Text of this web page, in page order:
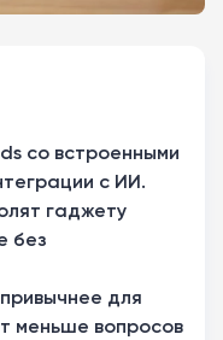
со встроенными
с ИИ.
гаджету
без
для
меньше вопросов